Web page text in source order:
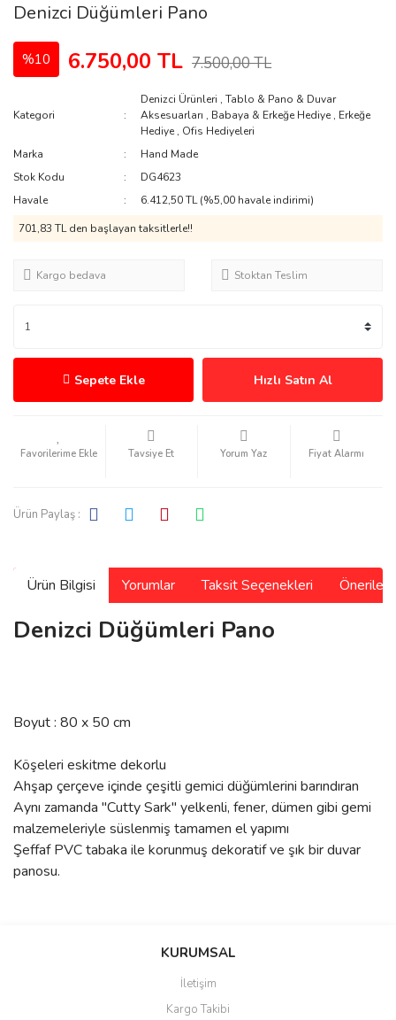
Denizci Düğümleri Pano
%10 6.750,00 TL 7.500,00 TL
Kategori
Denizci Ürünleri ,Tablo & Pano & Duvar
Aksesuarları , Babaya & Erkeğe Hediye , Erkeğe
Hediye , Ofis Hediyeleri
Marka
Hand Made
Stok Kodu
DG4623
Havale
6.412,50 TL (%5,00 havale indirimi)
701,83 TL den başlayan taksitlerle!!
Kargo bedava Stoktan Teslim
Sepete Ekle Hızlı Satın Al
Tavsiye Et Yorum Yaz Fiyat Alarmı
Ürün Paylaş :
Ürün Bilgisi Yorumlar Taksit Seçenekleri
Denizci Düğümleri Pano
Boyut : 80 x 50 cm
Köşeleri eskitme dekorlu
Ahşap çerçeve içinde çeşitli gemici düğümlerini barındıran
Aynı zamanda "Cutty Sark" yelkenli, fener, dümen gibi gemi
malzemeleriyle süslenmiş tamamen el yapımı
Şeffaf PVC tabaka ile korunmuş dekoratif ve şık bir duvar
panosu.
Bu ürüne ilk yorumu siz yapın!
Ürün resmi kalitesiz, bozuk veya görüntülenemiyor.
KURUMSAL
İletişim
Kargo Takibi